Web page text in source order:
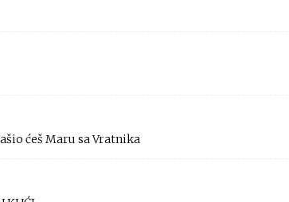
ćeš Maru sa Vratnika